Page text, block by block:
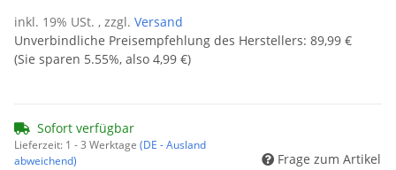
inkl. 19% USt. , zzgl. Versand
Unverbindliche Preisempfehlung des Herstellers: 89,99 €
(Sie sparen 5.55%, also 4,99 €)
Sofort verfügbar
Lieferzeit: 1 - 3 Werktage (DE - Ausland
abweichend)
Frage zum Artikel